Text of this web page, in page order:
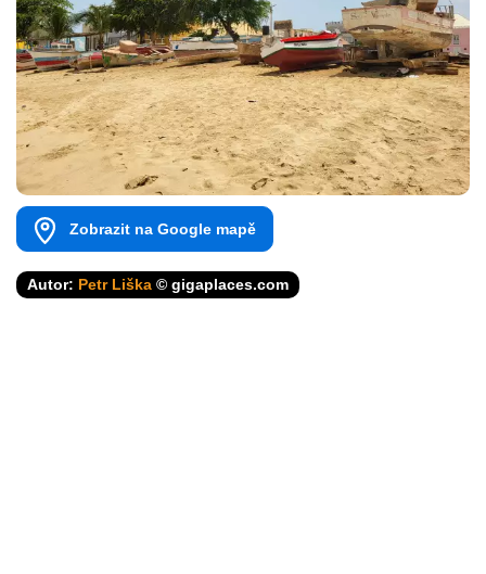
Zobrazit na Google mapě
Autor: Petr Liška © gigaplaces.com